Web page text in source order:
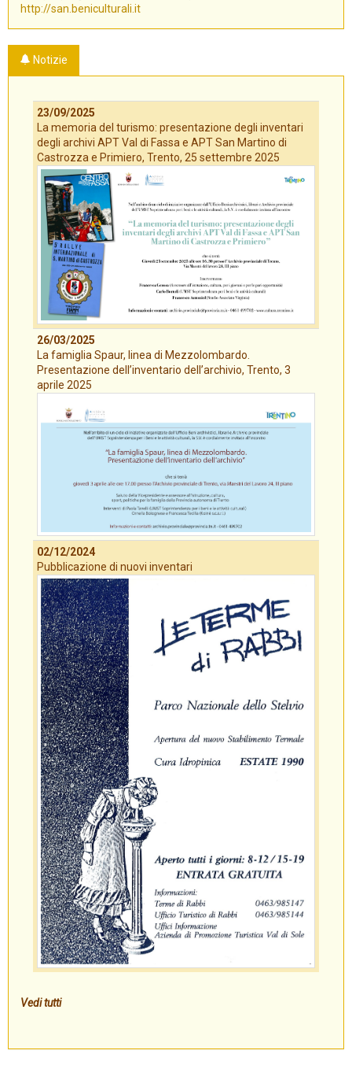
http://san.beniculturali.it
Notizie
23/09/2025
La memoria del turismo: presentazione degli inventari
degli archivi APT Val di Fassa e APT San Martino di
Castrozza e Primiero, Trento, 25 settembre 2025
26/03/2025
La famiglia Spaur, linea di Mezzolombardo.
Presentazione dell’inventario dell’archivio, Trento, 3
aprile 2025
02/12/2024
Pubblicazione di nuovi inventari
Vedi tutti